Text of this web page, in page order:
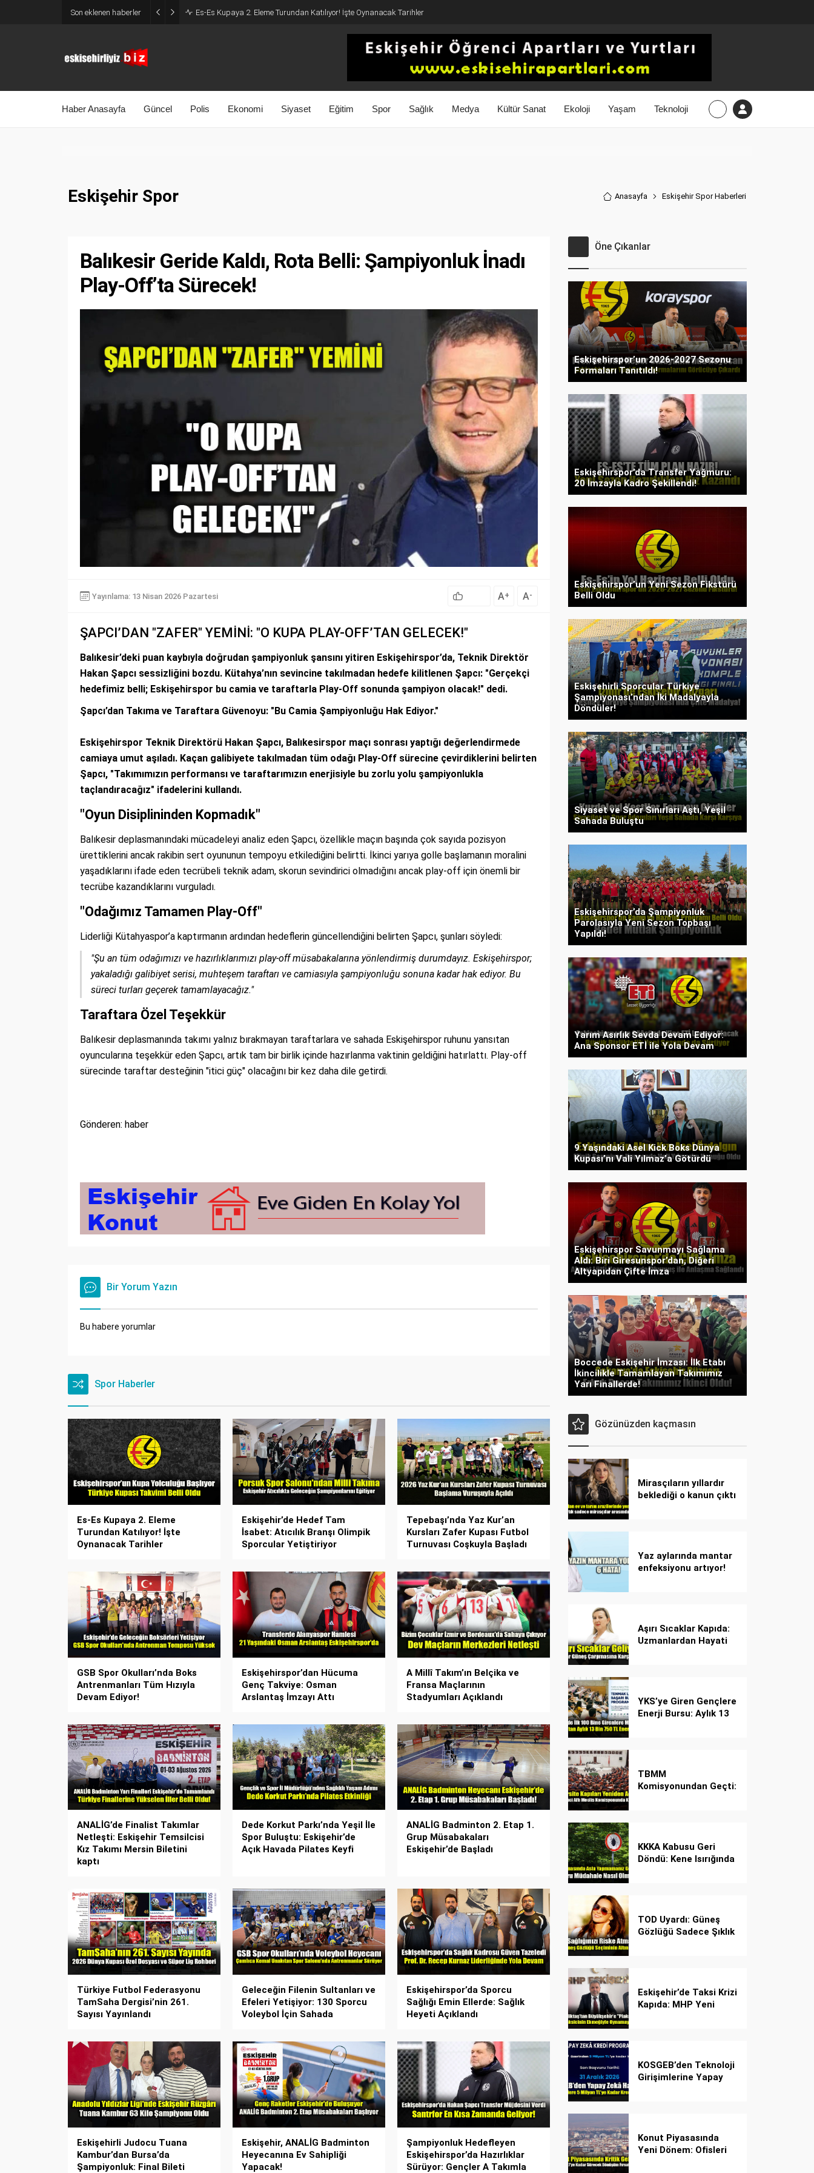
Son eklenen haberler Es-Es Kupaya 2. Eleme Turundan Katılıyor! İşte Oynanacak Tarihler
Haber Anasayfa Güncel Polis Ekonomi Siyaset Eğitim Spor Sağlık Medya Kültür Sanat Ekoloji Yaşam Teknoloji
Eskişehir Spor Anasayfa Eskişehir Spor Haberleri
Balıkesir Geride Kaldı, Rota Belli: Şampiyonluk İnadı
Play-Off’ta Sürecek!
Yayınlama: 13 Nisan 2026 Pazartesi A+ A-
ŞAPCI’DAN "ZAFER" YEMİNİ: "O KUPA PLAY-OFF’TAN GELECEK!"
Balıkesir’deki puan kaybıyla doğrudan şampiyonluk şansını yitiren Eskişehirspor’da, Teknik Direktör
Hakan Şapcı sessizliğini bozdu. Kütahya’nın sevincine takılmadan hedefe kilitlenen Şapcı: "Gerçekçi
hedefimiz belli; Eskişehirspor bu camia ve taraftarla Play-Off sonunda şampiyon olacak!" dedi.
Şapcı’dan Takıma ve Taraftara Güvenoyu: "Bu Camia Şampiyonluğu Hak Ediyor."
Eskişehirspor Teknik Direktörü Hakan Şapcı, Balıkesirspor maçı sonrası yaptığı değerlendirmede
camiaya umut aşıladı. Kaçan galibiyete takılmadan tüm odağı Play-Off sürecine çevirdiklerini belirten
Şapcı, "Takımımızın performansı ve taraftarımızın enerjisiyle bu zorlu yolu şampiyonlukla
taçlandıracağız" ifadelerini kullandı.
"Oyun Disiplininden Kopmadık"
Balıkesir deplasmanındaki mücadeleyi analiz eden Şapcı, özellikle maçın başında çok sayıda pozisyon
ürettiklerini ancak rakibin sert oyununun tempoyu etkilediğini belirtti. İkinci yarıya golle başlamanın moralini
yaşadıklarını ifade eden tecrübeli teknik adam, skorun sevindirici olmadığını ancak play-off için önemli bir
tecrübe kazandıklarını vurguladı.
"Odağımız Tamamen Play-Off"
Liderliği Kütahyaspor’a kaptırmanın ardından hedeflerin güncellendiğini belirten Şapcı, şunları söyledi:
"Şu an tüm odağımızı ve hazırlıklarımızı play-off müsabakalarına yönlendirmiş durumdayız. Eskişehirspor;
yakaladığı galibiyet serisi, muhteşem taraftarı ve camiasıyla şampiyonluğu sonuna kadar hak ediyor. Bu
süreci turları geçerek tamamlayacağız."
Taraftara Özel Teşekkür
Balıkesir deplasmanında takımı yalnız bırakmayan taraftarlara ve sahada Eskişehirspor ruhunu yansıtan
oyuncularına teşekkür eden Şapcı, artık tam bir birlik içinde hazırlanma vaktinin geldiğini hatırlattı. Play-off
sürecinde taraftar desteğinin "itici güç" olacağını bir kez daha dile getirdi.
Gönderen: haber
Bir Yorum Yazın
Bu habere yorumlar
Spor Haberler
Es-Es Kupaya 2. Eleme
Turundan Katılıyor! İşte
Oynanacak Tarihler
Eskişehir’de Hedef Tam
İsabet: Atıcılık Branşı Olimpik
Sporcular Yetiştiriyor
Tepebaşı’nda Yaz Kur’an
Kursları Zafer Kupası Futbol
Turnuvası Coşkuyla Başladı
GSB Spor Okulları’nda Boks
Antrenmanları Tüm Hızıyla
Devam Ediyor!
Eskişehirspor’dan Hücuma
Genç Takviye: Osman
Arslantaş İmzayı Attı
A Millî Takım’ın Belçika ve
Fransa Maçlarının
Stadyumları Açıklandı
ANALİG’de Finalist Takımlar
Netleşti: Eskişehir Temsilcisi
Kız Takımı Mersin Biletini
kaptı
Dede Korkut Parkı’nda Yeşil İle
Spor Buluştu: Eskişehir’de
Açık Havada Pilates Keyfi
ANALİG Badminton 2. Etap 1.
Grup Müsabakaları
Eskişehir’de Başladı
Türkiye Futbol Federasyonu
TamSaha Dergisi’nin 261.
Sayısı Yayınlandı
Geleceğin Filenin Sultanları ve
Efeleri Yetişiyor: 130 Sporcu
Voleybol İçin Sahada
Eskişehirspor’da Sporcu
Sağlığı Emin Ellerde: Sağlık
Heyeti Açıklandı
Eskişehirli Judocu Tuana
Kambur’dan Bursa’da
Şampiyonluk: Final Bileti
Eskişehir, ANALİG Badminton
Heyecanına Ev Sahipliği
Yapacak!
Şampiyonluk Hedefleyen
Eskişehirspor’da Hazırlıklar
Sürüyor: Gençler A Takımla
Öne Çıkanlar
Eskişehirspor’un 2026-2027 Sezonu
Formaları Tanıtıldı!
Eskişehirspor’da Transfer Yağmuru:
20 İmzayla Kadro Şekillendi!
Eskişehirspor’un Yeni Sezon Fikstürü
Belli Oldu
Eskişehirli Sporcular Türkiye
Şampiyonası’ndan İki Madalyayla
Döndüler!
Siyaset ve Spor Sınırları Aştı, Yeşil
Sahada Buluştu
Eskişehirspor’da Şampiyonluk
Parolasıyla Yeni Sezon Topbaşı
Yapıldı!
Yarım Asırlık Sevda Devam Ediyor:
Ana Sponsor ETİ ile Yola Devam
9 Yaşındaki Asel Kick Boks Dünya
Kupası’nı Vali Yılmaz’a Götürdü
Eskişehirspor Savunmayı Sağlama
Aldı: Biri Giresunspor’dan, Diğeri
Altyapıdan Çifte İmza
Boccede Eskişehir İmzası: İlk Etabı
İkincilikle Tamamlayan Takımımız
Yarı Finallerde!
Gözünüzden kaçmasın
Mirasçıların yıllardır
beklediği o kanun çıktı
Yaz aylarında mantar
enfeksiyonu artıyor!
Aşırı Sıcaklar Kapıda:
Uzmanlardan Hayati
YKS’ye Giren Gençlere
Enerji Bursu: Aylık 13
TBMM
Komisyonundan Geçti:
KKKA Kabusu Geri
Döndü: Kene Isırığında
TOD Uyardı: Güneş
Gözlüğü Sadece Şıklık
Eskişehir’de Taksi Krizi
Kapıda: MHP Yeni
KOSGEB’den Teknoloji
Girişimlerine Yapay
Konut Piyasasında
Yeni Dönem: Ofisleri